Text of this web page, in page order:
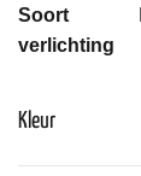
Soort
verlichting
Kleur